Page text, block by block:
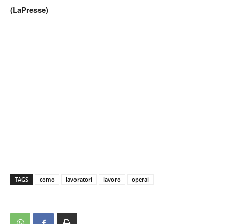
(LaPresse)
TAGS como lavoratori lavoro operai